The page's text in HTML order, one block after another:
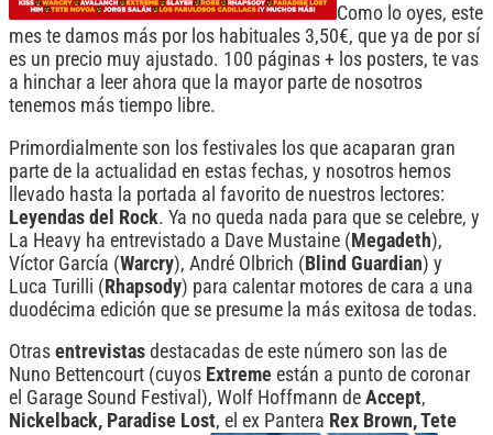
Como lo oyes, este
mes te damos más por los habituales 3,50€, que ya de por sí
es un precio muy ajustado. 100 páginas + los posters, te vas
a hinchar a leer ahora que la mayor parte de nosotros
tenemos más tiempo libre.
Primordialmente son los festivales los que acaparan gran
parte de la actualidad en estas fechas, y nosotros hemos
llevado hasta la portada al favorito de nuestros lectores:
Leyendas del Rock. Ya no queda nada para que se celebre, y
La Heavy ha entrevistado a Dave Mustaine (Megadeth),
Víctor García (Warcry), André Olbrich (Blind Guardian) y
Luca Turilli (Rhapsody) para calentar motores de cara a una
duodécima edición que se presume la más exitosa de todas.
Otras entrevistas destacadas de este número son las de
Nuno Bettencourt (cuyos Extreme están a punto de coronar
el Garage Sound Festival), Wolf Hoffmann de Accept,
Nickelback, Paradise Lost, el ex Pantera Rex Brown, Tete